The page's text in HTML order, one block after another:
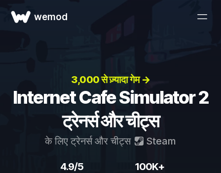
wemod
3,000 से ज़्यादा गेम →
Internet Cafe Simulator 2
ट्रेनर्स और चीट्स
के लिए ट्रेनर्स और चीट्स Steam
4.9/5 100K+